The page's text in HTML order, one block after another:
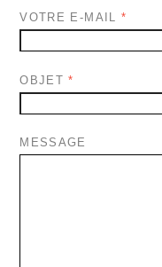
VOTRE E-MAIL *
OBJET*
MESSAGE